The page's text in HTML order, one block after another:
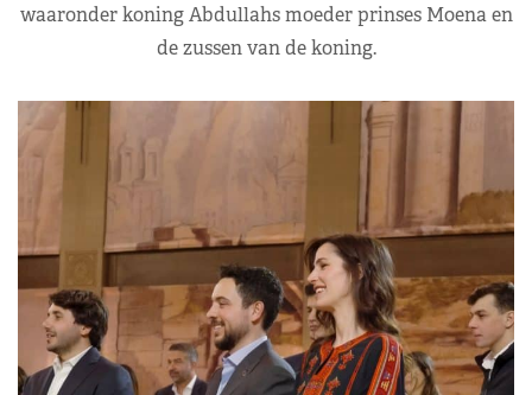
waaronder koning Abdullahs moeder prinses Moena en
de zussen van de koning.